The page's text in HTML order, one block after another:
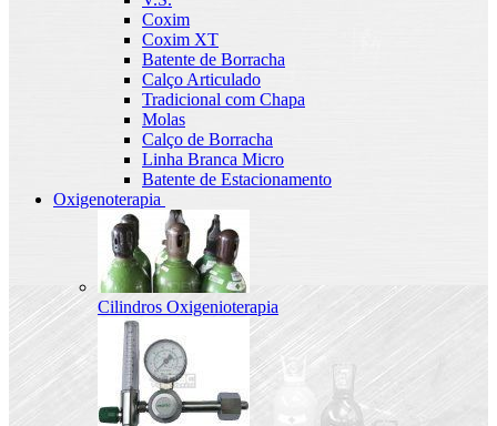
Coxim
Coxim XT
Batente de Borracha
Calço Articulado
Tradicional com Chapa
Molas
Calço de Borracha
Linha Branca Micro
Batente de Estacionamento
Oxigenoterapia
Cilindros Oxigenioterapia